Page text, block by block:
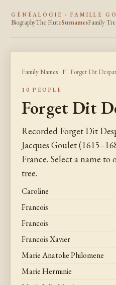
GÉNÉALOGIE · FAMILLE
BiographyThe FluteSurnamesFamily
Family Names · F · Forget Dit
10 PEOPLE
Forget Dit
Recorded Forget Dit
Jacques Goulet
France. Select a name
tree.
Caroline
Francois
Francois
Francois Xavier
Marie Anatolie Philomene
Marie Herminie